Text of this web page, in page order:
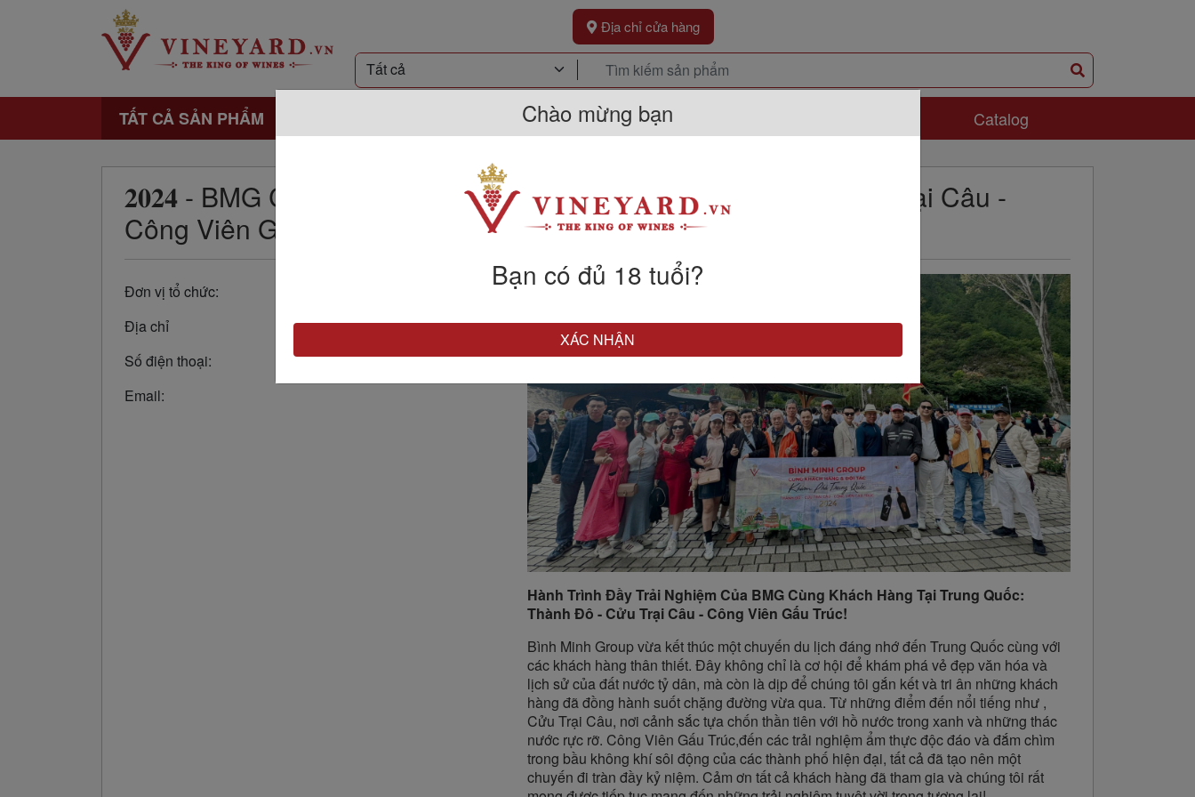
Địa chỉ cửa hàng
TẤT CẢ SẢN PHẨM Sự Kiện Catalog
𝟐𝟎𝟐𝟒 - BMG Cùng Khách Hàng Tại Trung Quốc: Thành Đô - Cửu Trại Câu -
Công Viên Gấu Trúc!
Đơn vị tổ chức:
Địa chỉ
Số điện thoại:
Email:
Hành Trình Đầy Trải Nghiệm Của BMG Cùng Khách Hàng Tại Trung Quốc:
Thành Đô - Cửu Trại Câu - Công Viên Gấu Trúc!
Bình Minh Group vừa kết thúc một chuyến du lịch đáng nhớ đến Trung Quốc cùng với
các khách hàng thân thiết. Đây không chỉ là cơ hội để khám phá vẻ đẹp văn hóa và
lịch sử của đất nước tỷ dân, mà còn là dịp để chúng tôi gắn kết và tri ân những khách
hàng đã đồng hành suốt chặng đường vừa qua. Từ những điểm đến nổi tiếng như ,
Cửu Trại Câu, nơi cảnh sắc tựa chốn thần tiên với hồ nước trong xanh và những thác
nước rực rỡ. Công Viên Gấu Trúc,đến các trải nghiệm ẩm thực độc đáo và đắm chìm
trong bầu không khí sôi động của các thành phố hiện đại, tất cả đã tạo nên một
chuyến đi tràn đầy kỷ niệm. Cảm ơn tất cả khách hàng đã tham gia và chúng tôi rất
Chào mừng bạn
Bạn có đủ 18 tuổi?
XÁC NHẬN